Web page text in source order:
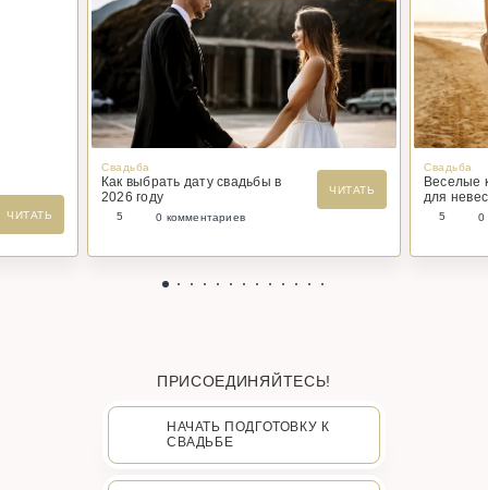
ЧИТАТЬ
Свадьба
Как выбрать дату свадьбы в
2026 году
ЧИТАТЬ
5 0 комментариев
Свадьба
Веселые
для
5 0
ПРИСОЕДИНЯЙТЕСЬ!
НАЧАТЬ ПОДГОТОВКУ К
СВАДЬБЕ